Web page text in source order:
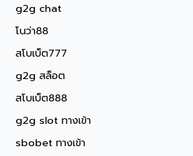
g2g chat
โนว่า88
สโบเบ็ต777
g2g สล็อต
สโบเบ็ต888
g2g slot ทางเข้า
sbobet ทางเข้า